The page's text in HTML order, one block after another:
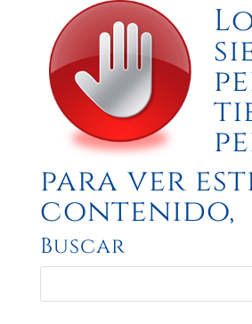
para ver
contenido,
Buscar